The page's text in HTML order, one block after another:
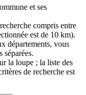
et ses
compris entre
est de 10 km).
départements, vous
séparées.
la loupe ; la liste des
de recherche est